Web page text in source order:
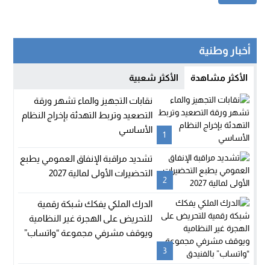
أخبار وطنية
الأكثر مشاهدة الأكثر شعبية
1
نقابات التجهيز والماء تشهر ورقة
التصعيد وتربط التهدئة بإخراج النظام
الأساسي
2
تشديد مراقبة الإنفاق العمومي يطبع
التحضيرات الأولى لمالية 2027
3
الدرك الملكي يفكك شبكة رقمية
للتحريض على الهجرة غير النظامية
ويوقف مشرفي مجموعة “واتساب”